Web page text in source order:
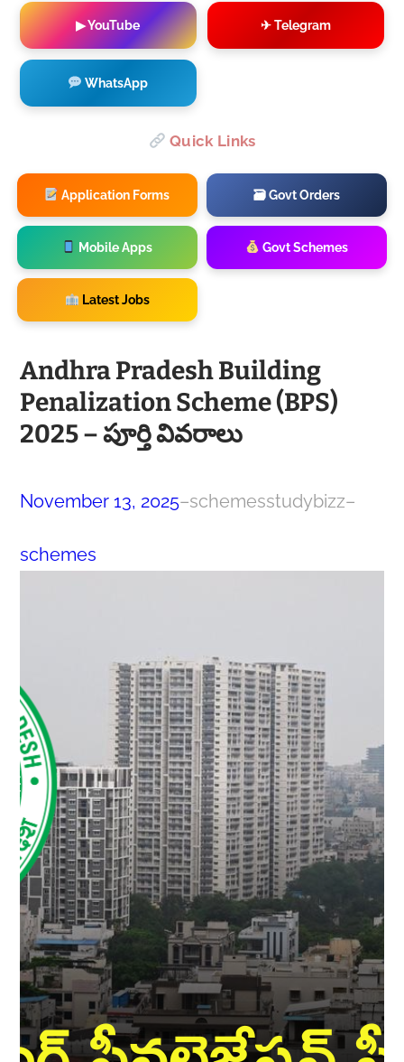
▶ YouTube ✈ Telegram
WhatsApp
Quick Links
Application Forms 🗃 Govt Orders
Mobile Apps Govt Schemes
Latest Jobs
Andhra Pradesh Building
Penalization Scheme (BPS)
2025 – పూర్తి వివరాలు
November 13, 2025–schemesstudybizz–
schemes